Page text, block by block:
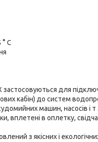
° С
для
кабін) до систем
машин, насосів і
вплетені в оплетку,
з якісних і